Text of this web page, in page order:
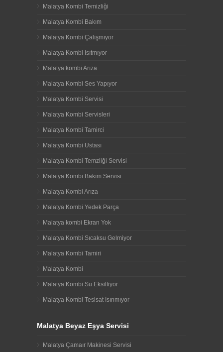
Malatya Kombi Temizliği
Malatya Kombi Bakım
Malatya Kombi Çalışmıyor
Malatya Kombi Isıtmıyor
Malatya kombi Arıza
Malatya Kombi Ses Yapıyor
Malatya Kombi Servisi
Malatya Kombi Servisleri
Malatya Kombi Tamirci
Malatya Kombi Ustası
Malatya Kombi Temzliği Servisi
Malatya Kombi Bakım Servisi
Malatya Kombi Arıza
Malatya Kombi Yedek Parça
Malatya kombi Ekran Yok
Malatya Kombi Sıcaksu Gelmiyor
Malatya Kombi Tamiri
Malatya Kombi
Malatya Kombi Su Eksiltiyor
Malatya Kombi Tesisat Isınmıyor
Malatya Beyaz Eşya Servisi
Malatya Çamaır Makinesi Servisi